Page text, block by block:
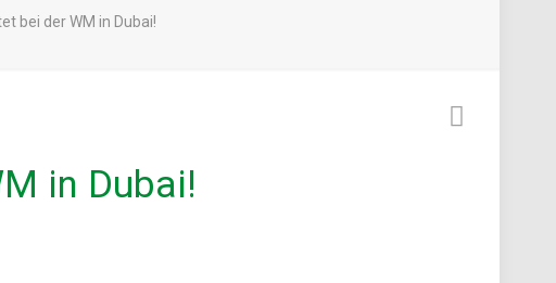
bei der WM in Dubai!
in Dubai!